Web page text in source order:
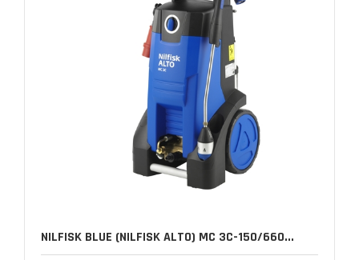
NILFISK BLUE (NILFISK ALTO) MC 3C-150/660...